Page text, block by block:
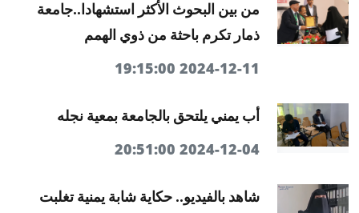
من بين البحوث الأكثر استشهادا..جامعة
ذمار تكرم باحثة من ذوي الهمم
2024-12-11 19:15:00
أب يمني يلتحق بالجامعة بمعية نجله
2024-12-04 20:51:00
شاهد بالفيديو.. حكاية شابة يمنية تغلبت